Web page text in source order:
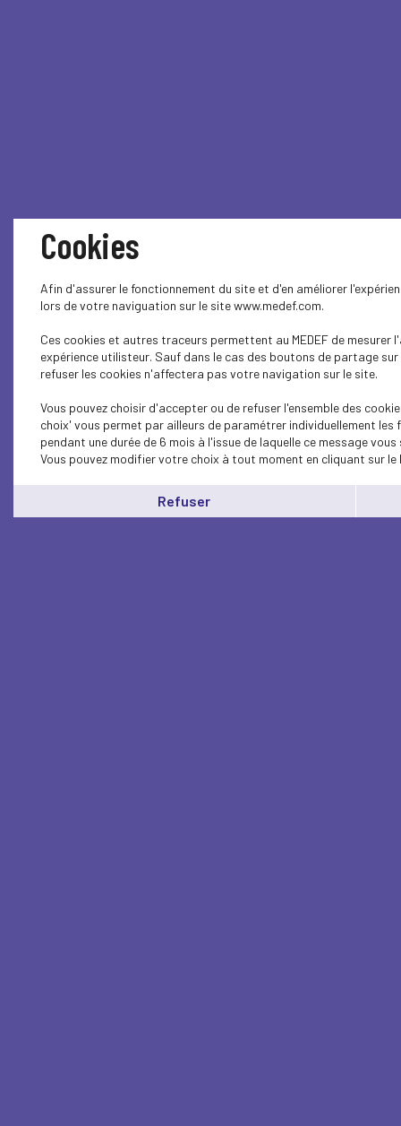
Cookies
Afin d'assurer le fonctionnement du site et d'en améliorer
lors de votre naviguation sur le site www.medef.com.
Ces cookies et autres traceurs permettent au MEDEF de
expérience utilisteur. Sauf dans le cas des boutons de partage
refuser les cookies n'affectera pas votre navigation sur le site.
Vous pouvez choisir d'accepter ou de refuser l'ensemble des
choix' vous permet par ailleurs de paramétrer individuellement
pendant une durée de 6 mois à l'issue de laquelle ce message
Vous pouvez modifier votre choix à tout moment en cliquant sur le
Refuser